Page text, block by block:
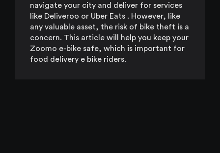
navigate your city and deliver for services
like Deliveroo or Uber Eats . However, like
any valuable asset, the risk of bike theft is a
concern. This article will help you keep your
Zoomo e-bike safe, which is important for
food delivery e bike riders.